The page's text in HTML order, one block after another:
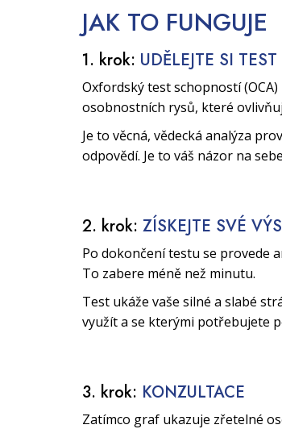
JAK TO FUNGUJE
1. krok: UDĚLEJTE SI TEST
Oxfordský test schopností
osobnostních rysů, které
Je to věcná, vědecká analýza
odpovědí. Je to váš názor na
2. krok: ZÍSKEJTE SVÉ
Po dokončení testu se provede
To zabere méně než minutu.
Test ukáže vaše silné a slabé
využít a se kterými potřebujete
3. krok: KONZULTACE
Zatímco graf ukazuje zřetelné